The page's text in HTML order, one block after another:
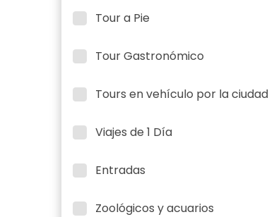
Tour a Pie
Tour Gastronómico
Tours en vehículo por la ciudad
Viajes de 1 Día
Entradas
Zoológicos y acuarios